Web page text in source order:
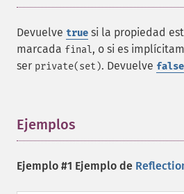
Devuelve true si la propiedad
marcada final, o si es
ser private(set). Devuelve false
Ejemplos
Ejemplo #1 Ejemplo de